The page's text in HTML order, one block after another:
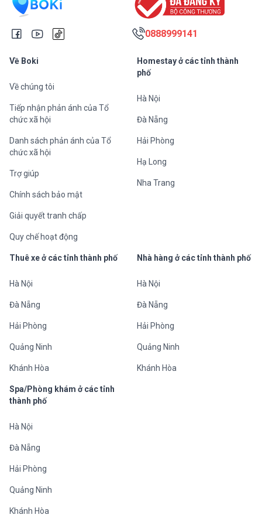
nhớ
0888999141
Về Boki
Về chúng tôi
Tiếp nhận phản ánh của Tổ
chức xã hội
Danh sách phản ánh của Tổ
chức xã hội
Trợ giúp
Chính sách bảo mật
Giải quyết tranh chấp
Quy chế hoạt động
Homestay ở các tỉnh thành
phố
Hà Nội
Đà Nẵng
Hải Phòng
Hạ Long
Nha Trang
Thuê xe ở các tỉnh thành phố
Hà Nội
Đà Nẵng
Hải Phòng
Quảng Ninh
Khánh Hòa
Nhà hàng ở các tỉnh thành phố
Hà Nội
Đà Nẵng
Hải Phòng
Quảng Ninh
Khánh Hòa
Spa/Phòng khám ở các tỉnh
thành phố
Hà Nội
Đà Nẵng
Hải Phòng
Quảng Ninh
Khánh Hòa